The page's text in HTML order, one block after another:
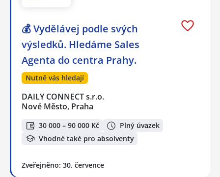
💰 Vydělávej podle svých
výsledků. Hledáme Sales
Agenta do centra Prahy.
Nutně vás hledají
DAILY CONNECT s.r.o.
Nové Město, Praha
30 000 – 90 000 Kč
Plný úvazek
Vhodné také pro absolventy
Zveřejněno: 30. července